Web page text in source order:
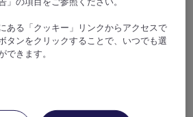
ある「クッキー」リンクからアクセスで
タンをクリックすることで、いつでも選
できます。